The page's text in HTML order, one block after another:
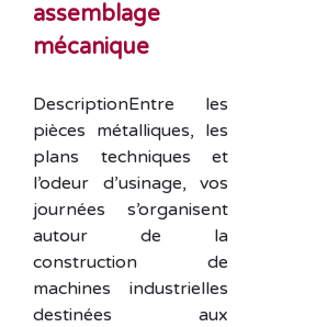
assemblage
mécanique
DescriptionEntre les
pièces métalliques, les
plans techniques et
l’odeur d’usinage, vos
journées s’organisent
autour de la
construction de
machines industrielles
destinées aux